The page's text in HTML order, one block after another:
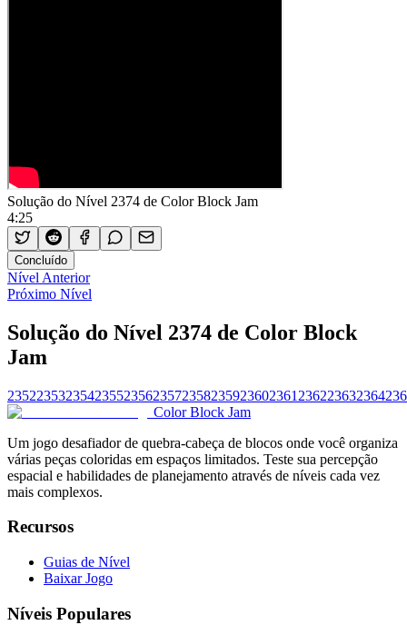
Solução do Nível 2374 de Color Block Jam
4:25
Concluído
Nível Anterior
Próximo Nível
Solução do Nível 2374 de Color Block
Jam
2352235323542355235623572358235923602361 236223632364
Color Block Jam
Um jogo desafiador de quebra-cabeça de blocos onde você organiza
várias peças coloridas em espaços limitados. Teste sua percepção
espacial e habilidades de planejamento através de níveis cada vez
mais complexos.
Recursos
Guias de Nível
Baixar Jogo
Níveis Populares